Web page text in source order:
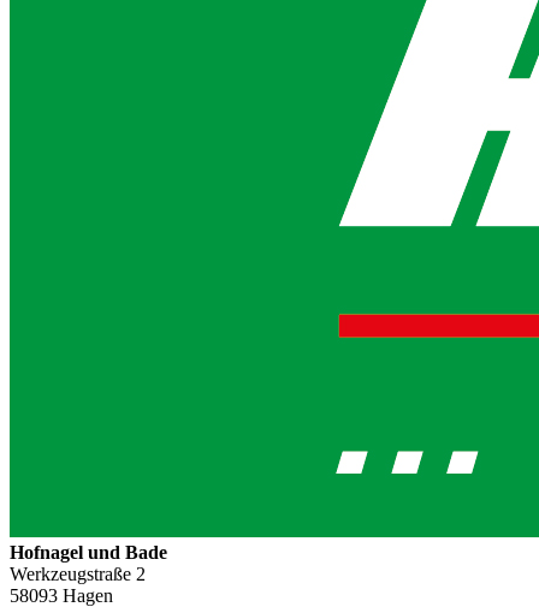
Hofnagel und Bade
Werkzeugstraße 2
58093 Hagen